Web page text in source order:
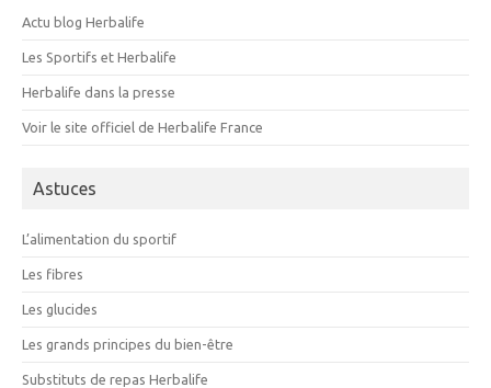
Actu blog Herbalife
Les Sportifs et Herbalife
Herbalife dans la presse
Voir le site officiel de Herbalife France
Astuces
L’alimentation du sportif
Les fibres
Les glucides
Les grands principes du bien-être
Substituts de repas Herbalife